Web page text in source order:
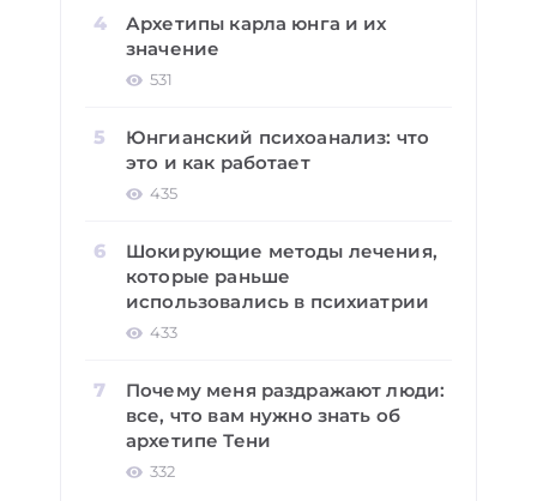
Архетипы карла юнга и их
значение
531
Юнгианский психоанализ: что
это и как работает
435
Шокирующие методы лечения,
которые раньше
использовались в психиатрии
433
Почему меня раздражают люди:
все, что вам нужно знать об
архетипе Тени
332